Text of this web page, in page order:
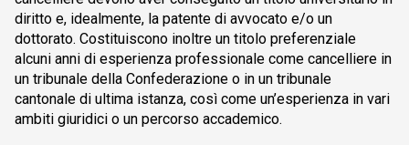
diritto e, idealmente, la patente di avvocato e/o un
dottorato. Costituiscono inoltre un titolo preferenziale
alcuni anni di esperienza professionale come cancelliere in
un tribunale della Confederazione o in un tribunale
cantonale di ultima istanza, così come un’esperienza in vari
ambiti giuridici o un percorso accademico.